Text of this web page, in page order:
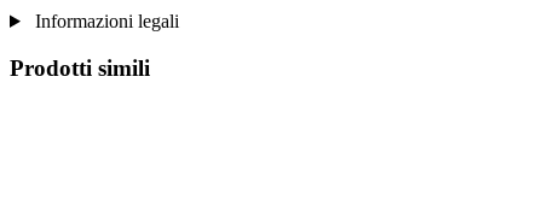
Informazioni legali
Prodotti simili